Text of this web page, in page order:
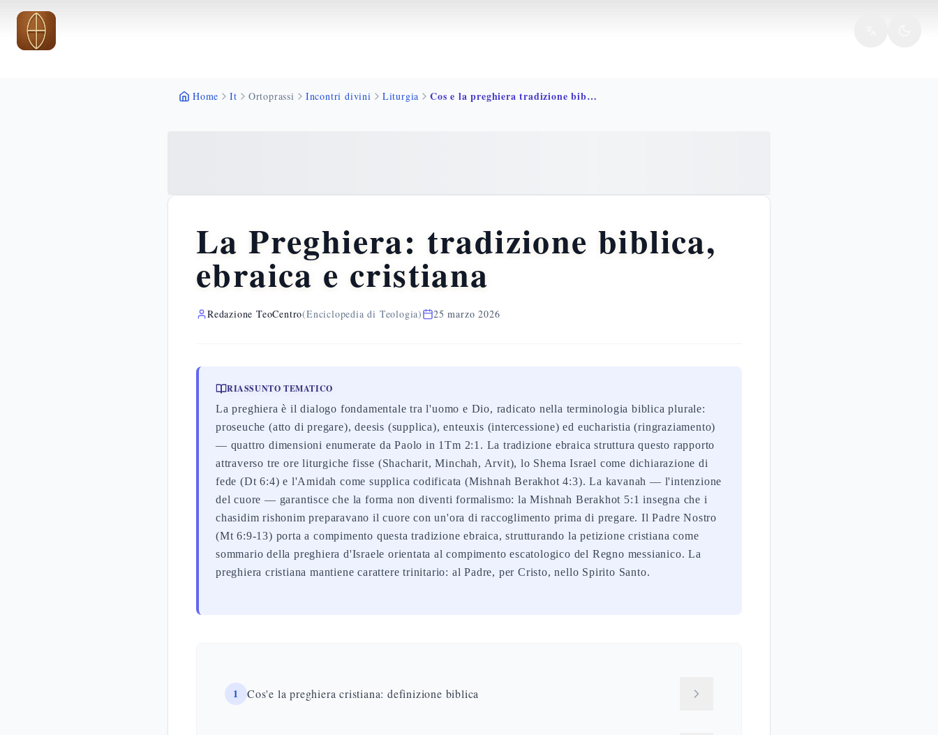
Vai al contenuto principale
Home It Ortoprassi Incontri divini Liturgia Cos e la preghiera tradizione biblica ebraica cristiana
La Preghiera: tradizione biblica,
ebraica e cristiana
Redazione TeoCentro(Enciclopedia di Teologia) 25 marzo 2026
RIASSUNTO TEMATICO
La preghiera è il dialogo fondamentale tra l'uomo e Dio, radicato nella terminologia biblica plurale:
proseuche (atto di pregare), deesis (supplica), enteuxis (intercessione) ed eucharistia (ringraziamento)
— quattro dimensioni enumerate da Paolo in 1Tm 2:1. La tradizione ebraica struttura questo rapporto
attraverso tre ore liturgiche fisse (Shacharit, Minchah, Arvit), lo Shema Israel come dichiarazione di
fede (Dt 6:4) e l'Amidah come supplica codificata (Mishnah Berakhot 4:3). La kavanah — l'intenzione
del cuore — garantisce che la forma non diventi formalismo: la Mishnah Berakhot 5:1 insegna che i
chasidim rishonim preparavano il cuore con un'ora di raccoglimento prima di pregare. Il Padre Nostro
(Mt 6:9-13) porta a compimento questa tradizione ebraica, strutturando la petizione cristiana come
sommario della preghiera d'Israele orientata al compimento escatologico del Regno messianico. La
preghiera cristiana mantiene carattere trinitario: al Padre, per Cristo, nello Spirito Santo.
1 Cos'e la preghiera cristiana: definizione biblica
Vai al contenuto principale